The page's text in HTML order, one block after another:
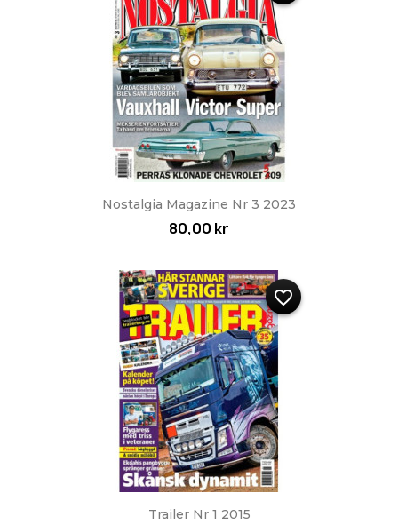
Nostalgia Magazine Nr 3 2023
80,00 kr
Trailer Nr 1 2015
favorite_border